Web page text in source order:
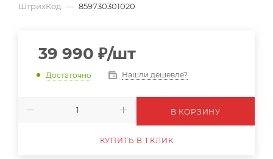
ШтрихКод — 859730301020
39 990 ₽/шт
Достаточно Нашли дешевле?
В КОРЗИНУ
КУПИТЬ В 1 КЛИК